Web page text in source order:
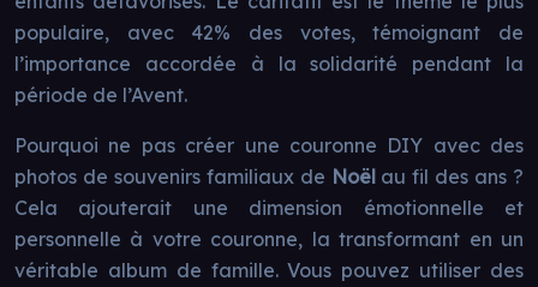
populaire, avec 42% des votes, témoignant de
l’importance accordée à la solidarité pendant la
période de l’Avent.
Pourquoi ne pas créer une couronne DIY avec des
photos de souvenirs familiaux de Noël au fil des ans ?
Cela ajouterait une dimension émotionnelle et
personnelle à votre couronne, la transformant en un
véritable album de famille. Vous pouvez utiliser des